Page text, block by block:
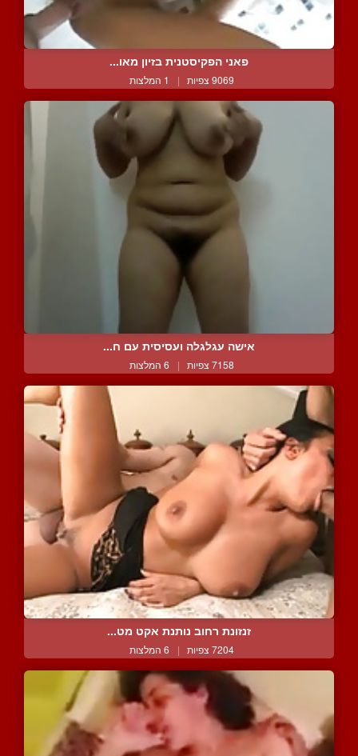
פאני הפקיסטנית בזיון מאו...
9069 צפיות | 1 המלצות
אישה עגלגלה ועסיסית עם ח...
7158 צפיות | 6 המלצות
זנזונת רחוב נותנת אקט מט...
7204 צפיות | 6 המלצות